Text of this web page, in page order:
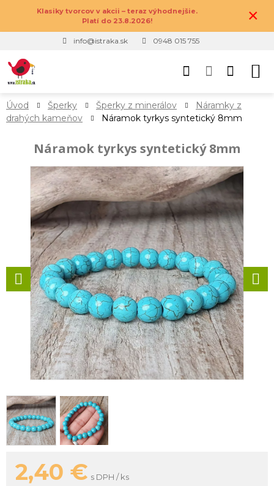
Klasiky tvorcov v akcii – teraz výhodnejšie.
Platí do 23.8.2026!
×
info@istraka.sk 0948 015 755
Úvod Šperky Šperky z minerálov
Náramky z
drahých kameňov
Náramok tyrkys syntetický 8mm
Náramok tyrkys syntetický 8mm
2,40 € s DPH / ks